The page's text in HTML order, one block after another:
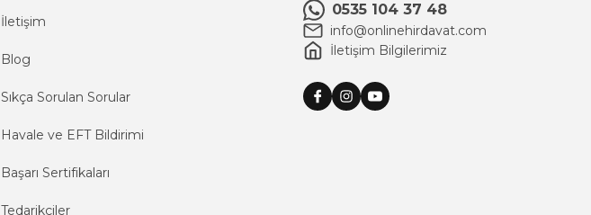
İletişim
Blog
Sıkça Sorulan Sorular
Havale ve EFT Bildirimi
Başarı Sertifikaları
Tedarikçiler
0535 104 37 48
info@onlinehirdavat.com
İletişim Bilgilerimiz